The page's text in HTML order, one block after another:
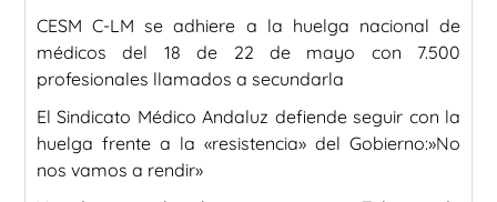
CESM C-LM se adhiere a la huelga nacional de
médicos del 18 de 22 de mayo con 7.500
profesionales llamados a secundarla
El Sindicato Médico Andaluz defiende seguir con la
huelga frente a la «resistencia» del Gobierno:»No
nos vamos a rendir»